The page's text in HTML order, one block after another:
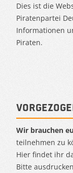
Dies ist die
Piratenpartei
Informationen
Piraten.
Wir brauchen
teilnehmen zu
Hier findet ihr
Bitte